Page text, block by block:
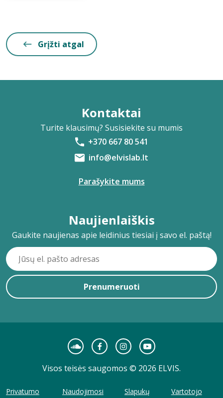
Grįžti atgal
Kontaktai
Turite klausimų? Susisiekite su mumis
+370 667 80 541
info@elvislab.lt
Parašykite mums
Naujienlaiškis
Gaukite naujienas apie leidinius tiesiai į savo el. paštą!
Prenumeruoti
Visos teisės saugomos © 2026 ELVIS.
Privatumo
Naudojimosi
Slapukų
Vartotojo